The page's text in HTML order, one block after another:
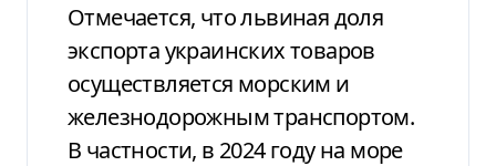
Отмечается, что львиная доля
экспорта украинских товаров
осуществляется морским и
железнодорожным транспортом.
В частности, в 2024 году на море